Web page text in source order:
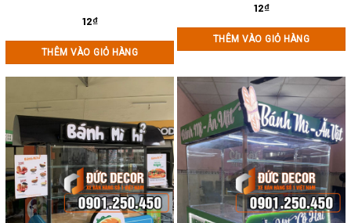
12₫
THÊM VÀO GIỎ HÀNG
12₫
THÊM VÀO GIỎ HÀNG